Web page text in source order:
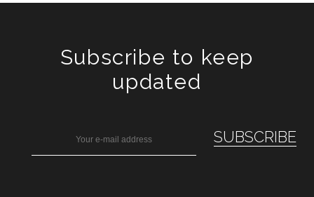
Subscribe to keep
updated